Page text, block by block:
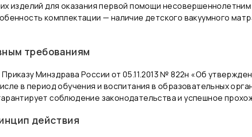
изделий для оказания первой помощи несовершеннолетним
комплектации — наличие детского вакуумного
требованиям
Минздрава России от 05.11.2013 № 822н «Об
в период обучения и воспитания в образовательных
соблюдение законодательства и успешное
действия